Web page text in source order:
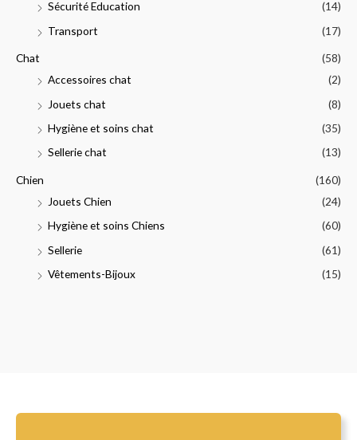
Sécurité Education
(14)
Transport
(17)
Chat
(58)
Accessoires chat
(2)
Jouets chat
(8)
Hygiène et soins chat
(35)
Sellerie chat
(13)
Chien
(160)
Jouets Chien
(24)
Hygiène et soins Chiens
(60)
Sellerie
(61)
Vêtements-Bijoux
(15)